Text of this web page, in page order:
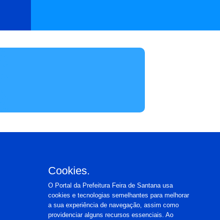
Cookies.
O Portal da Prefeitura Feira de Santana usa
cookies e tecnologias semelhantes para melhorar
a sua experiência de navegação, assim como
providenciar alguns recursos essenciais. Ao